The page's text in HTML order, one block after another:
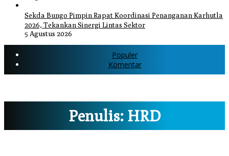
Sekda Bungo Pimpin Rapat Koordinasi Penanganan Karhutla
2026, Tekankan Sinergi Lintas Sektor
5 Agustus 2026
Populer
Komentar
Penulis: HRD